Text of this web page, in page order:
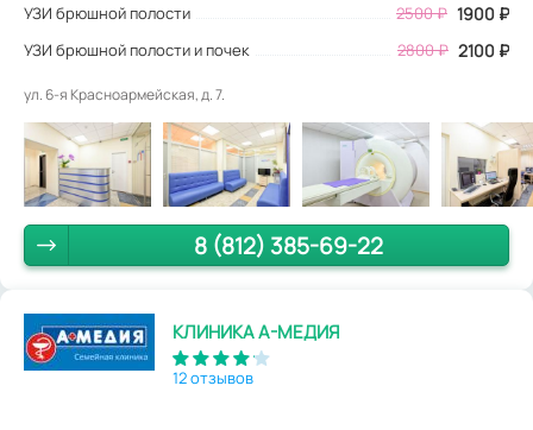
УЗИ брюшной полости 2500₽ 1900 ₽
УЗИ брюшной полости и почек 2800 ₽ 2100 ₽
ул. 6-я Красноармейская, д. 7.
8 (812) 385-69-22
КЛИНИКА А-МЕДИЯ
12 отзывов